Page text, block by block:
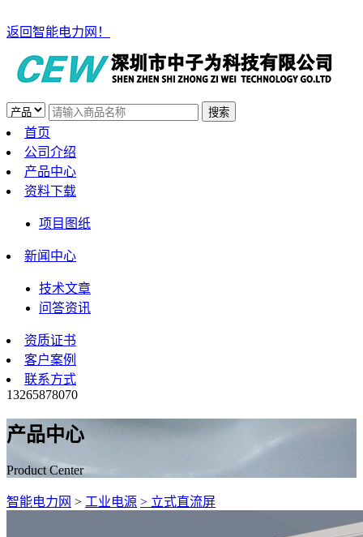
返回智能电力网！
首页
公司介绍
产品中心
资料下载
项目图纸
新闻中心
技术文章
问答资讯
资质证书
客户案例
联系方式
13265878070
产品中心
Product Center
智能电力网 > 工业电源 > 立式直流屏